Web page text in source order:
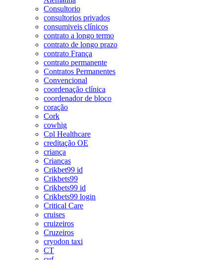
Consultorio
consultorios privados
consumiveis clínicos
contrato a longo termo
contrato de longo prazo
contrato França
contrato permanente
Contratos Permanentes
Convencional
coordenação clínica
coordenador de bloco
coração
Cork
cowhig
Cpl Healthcare
creditação OE
criança
Crianças
Crikbet99 id
Crikbets99
Crikbets99 id
Crikbets99 login
Critical Care
cruises
cruizeiros
Cruzeiros
cryodon taxi
CT